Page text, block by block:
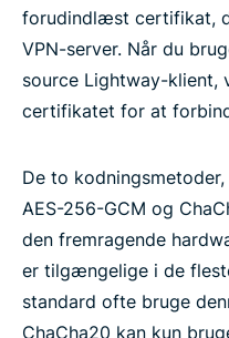
forudindlæst certifikat,
VPN-server. Når du
source Lightway-klient,
certifikatet for at
De to
AES-256-GCM og
den fremragende
er tilgængelige i de
standard ofte bruge
ChaCha20 kan kun